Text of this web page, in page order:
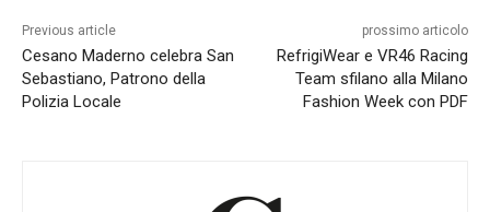
Previous article
Cesano Maderno celebra San
Sebastiano, Patrono della
Polizia Locale
prossimo articolo
RefrigiWear e VR46 Racing
Team sfilano alla Milano
Fashion Week con PDF